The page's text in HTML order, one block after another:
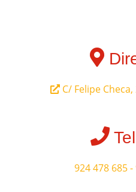
C/ Felipe Checa,
924 478 685